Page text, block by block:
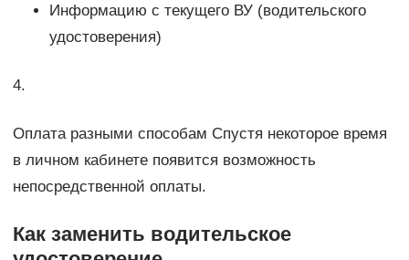
Информацию с текущего ВУ (водительского
удостоверения)
4.
Оплата разными способам Спустя некоторое время
в личном кабинете появится возможность
непосредственной оплаты.
Как заменить водительское